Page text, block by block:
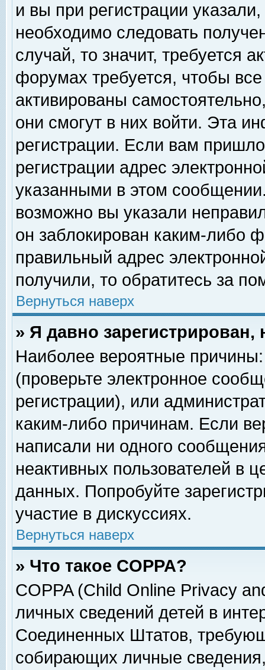
и вы при регистрации
необходимо следовать
случай, то значит, требуется
форумах требуется, чтобы
активированы
они смогут в них войти. Эта
регистрации. Если вам
регистрации адрес
указанными в этом
возможно вы указали
он заблокирован каким-либо
правильный адрес
получили, то обратитесь за
Вернуться наверх
» Я давно
Наиболее вероятные
(проверьте электронное
регистрации), или
каким-либо причинам. Если
написали ни одного
неактивных пользователей в
данных. Попробуйте
участие в дискуссиях.
Вернуться наверх
» Что такое COPPA?
COPPA (Child Online Privacy
личных сведений детей в
Соединенных Штатов,
собирающих личные